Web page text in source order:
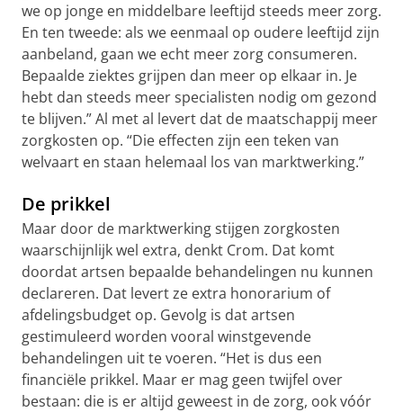
we op jonge en middelbare leeftijd steeds meer zorg.
En ten tweede: als we eenmaal op oudere leeftijd zijn
aanbeland, gaan we echt meer zorg consumeren.
Bepaalde ziektes grijpen dan meer op elkaar in. Je
hebt dan steeds meer specialisten nodig om gezond
te blijven.” Al met al levert dat de maatschappij meer
zorgkosten op. “Die effecten zijn een teken van
welvaart en staan helemaal los van marktwerking.”
De prikkel
Maar door de marktwerking stijgen zorgkosten
waarschijnlijk wel extra, denkt Crom. Dat komt
doordat artsen bepaalde behandelingen nu kunnen
declareren. Dat levert ze extra honorarium of
afdelingsbudget op. Gevolg is dat artsen
gestimuleerd worden vooral winstgevende
behandelingen uit te voeren. “Het is dus een
financiële prikkel. Maar er mag geen twijfel over
bestaan: die is er altijd geweest in de zorg, ook vóór